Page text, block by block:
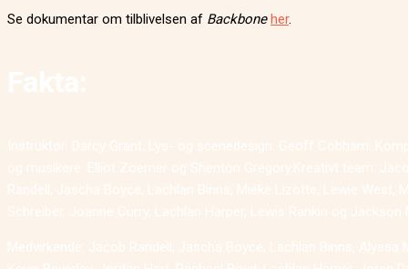
Se dokumentar om tilblivelsen af Backboneher.